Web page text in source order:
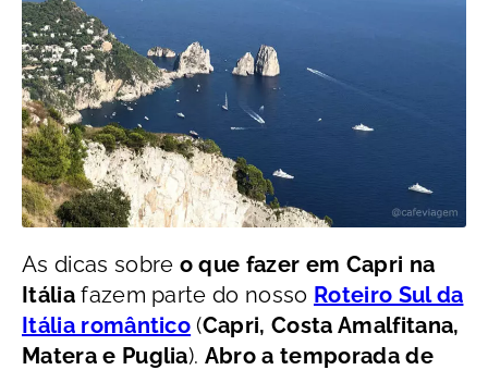
As dicas sobre o que fazer em Capri na
Itáliafazem parte do nosso Roteiro Sul da
Itália romântico (Capri, Costa Amalfitana,
Matera e Puglia). Abro a temporada de